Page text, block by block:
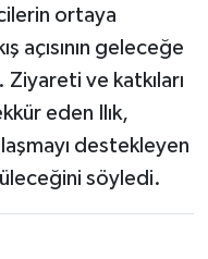
ortaya
açısının geleceğe
ve katkıları
eden Ilık,
destekleyen
söyledi.